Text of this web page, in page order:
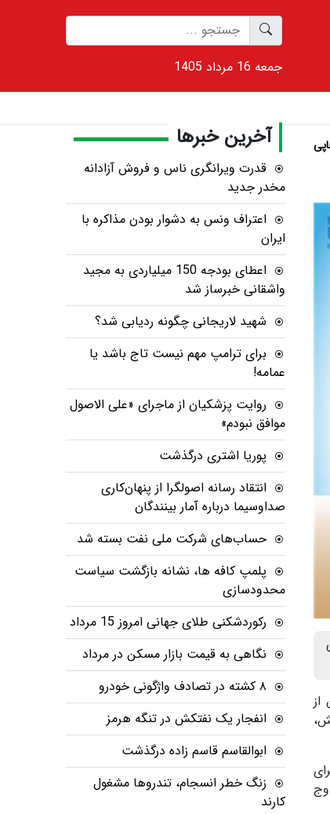
1405 جمعه 16 مرداد
آخرین خبرها
قدرت ویرانگری ناس و فروش آزادانه
مخدر جدید
اعتراف ونس به دشوار بودن مذاکره با
ایران
اعطای بودجه 150 میلیاردی به مجید
واشقانی خبرساز شد
شهید لاریجانی چگونه ردیابی شد؟
برای ترامپ مهم نیست تاج باشد یا
عمامه!
روایت پزشکیان از ماجرای «علی الاصول
موافق نبودم»
پوریا اشتری درگذشت
انتقاد رسانه اصولگرا از پنهان‌کاری
صداوسیما درباره آمار بینندگان
حساب‌های شرکت ملی نفت بسته شد
پلمپ کافه ها، نشانه بازگشت سیاست
محدودسازی
رکوردشکنی طلای جهانی امروز 15 مرداد
نگاهی به قیمت بازار مسکن در مرداد
۸ کشته در تصادف واژگونی خودرو
انفجار یک نفتکش در تنگه هرمز
ابوالقاسم قاسم زاده درگذشت
زنگ خطر انسجام، تندروها مشغول
کارند